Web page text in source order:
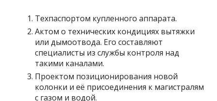
Техпаспортом купленного аппарата.
Актом о технических кондициях вытяжки
или дымоотвода. Его составляют
специалисты из службы контроля над
такими каналами.
Проектом позиционирования новой
колонки и её присоединения к магистралям
с газом и водой.